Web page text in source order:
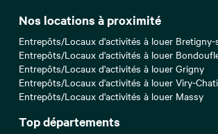
Nos locations à proximité
Entrepôts/Locaux d'activités à louer Bretigny-
Entrepôts/Locaux d'activités à louer
Entrepôts/Locaux d'activités à louer Grigny
Entrepôts/Locaux d'activités à louer Viry-
Entrepôts/Locaux d'activités à louer Massy
Top départements